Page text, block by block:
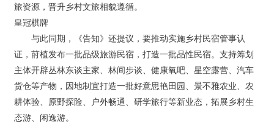
旅资源，晋升乡村文旅相貌遵循。
皇冠棋牌
与此同期，《告知》还提议，要推动实施乡村民宿管事认
证，莳植发布一批品级旅游民宿，打造一批品性民宿。支持筹划
主体开辟丛林东谈主家、林间步谈、健康氧吧、星空露营、汽车
货仓等产物，因地制宜打造一批好意思艳田园、景不雅农业、农
耕体验、原野探险、户外畅通、研学旅行等新业态，拓展乡村生
态游、闲逸游。